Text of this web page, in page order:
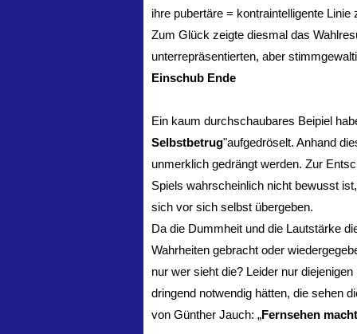
ihre pubertäre = kontraintelligente Linie
Zum Glück zeigte diesmal das
unterrepräsentierten, aber
Einschub Ende
Ein kaum durchschaubares Beipiel
Selbstbetrug"aufgedröselt. Anhand
unmerklich gedrängt werden. Zur
Spiels wahrscheinlich nicht bewusst
sich vor sich selbst übergeben.
Da die Dummheit und die Lautstärke
Wahrheiten gebracht oder
nur wer sieht die? Leider nur
dringend notwendig hätten, die sehen
von Günther Jauch: „Fernsehen